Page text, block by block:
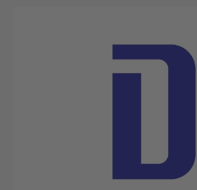
Ignorer la galerie d'images